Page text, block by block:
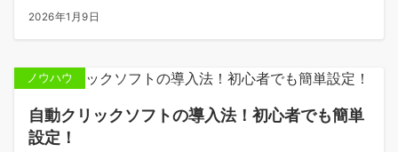
2026年1月9日
ノウハウ
自動クリックソフトの導入法！初心者でも簡単
設定！